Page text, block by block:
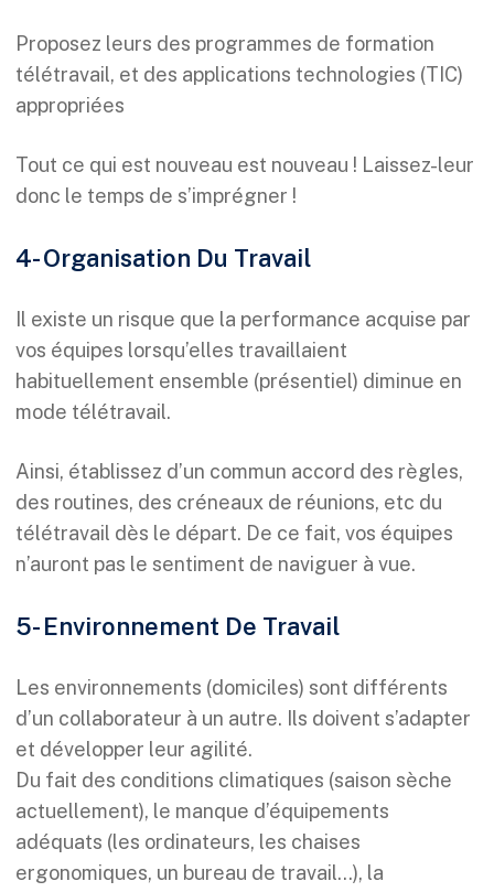
Proposez leurs des programmes de formation
télétravail, et des applications technologies (TIC)
appropriées
Tout ce qui est nouveau est nouveau ! Laissez-leur
donc le temps de s’imprégner !
4- Organisation Du Travail
Il existe un risque que la performance acquise par
vos équipes lorsqu’elles travaillaient
habituellement ensemble (présentiel) diminue en
mode télétravail.
Ainsi, établissez d’un commun accord des règles,
des routines, des créneaux de réunions, etc du
télétravail dès le départ. De ce fait, vos équipes
n’auront pas le sentiment de naviguer à vue.
5- Environnement De Travail
Les environnements (domiciles) sont différents
d’un collaborateur à un autre. Ils doivent s’adapter
et développer leur agilité.
Du fait des conditions climatiques (saison sèche
actuellement), le manque d’équipements
adéquats (les ordinateurs, les chaises
ergonomiques, un bureau de travail…), la